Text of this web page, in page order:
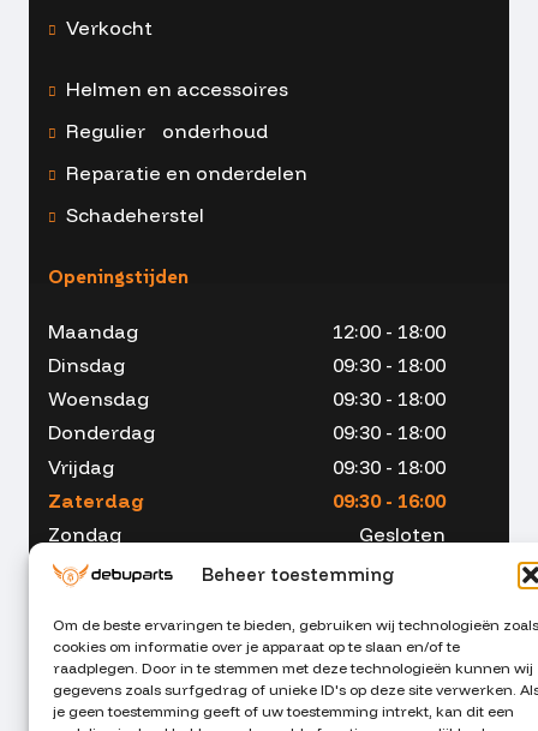
Beheer toestemming
Om de beste ervaringen te bieden, gebruiken wij technologieën zoals
cookies om informatie over je apparaat op te slaan en/of te
raadplegen. Door in te stemmen met deze technologieën kunnen wij
gegevens zoals surfgedrag of unieke ID's op deze site verwerken.
je geen toestemming geeft of uw toestemming intrekt, kan dit een
Verkocht
Helmen en accessoires
Regulier onderhoud
Reparatie en onderdelen
Schadeherstel
Openingstijden
Maandag
12:00 - 18:00
Dinsdag
09:30 - 18:00
Woensdag
09:30 - 18:00
Donderdag
09:30 - 18:00
Vrijdag
09:30 - 18:00
Zaterdag
09:30 - 16:00
Zondag
Gesloten
053 - 234 00 90
info@debuparts.nl